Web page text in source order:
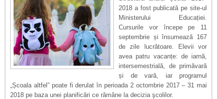
2018 a fost publicată pe site-ul
Ministerului Educației.
Cursurile vor începe pe 11
septembrie și însumează 167
de zile lucrătoare. Elevii vor
avea patru vacanțe: de iarnă,
intersemestrială, de primăvară
și de vară, iar programul
„Școala altfel” poate fi derulat în perioada 2 octombrie 2017 – 31 mai
2018 pe baza unei planificări ce rămâne la decizia şcolilor.